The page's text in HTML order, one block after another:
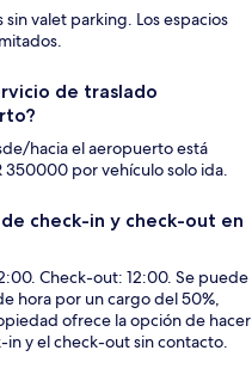
valet parking. Los espacios
de traslado
hacia el aeropuerto está
350000 por vehículo solo ida.
check-in y check-out en
Check-out: 12:00. Se puede
hora por un cargo del 50%,
ofrece la opción de hacer
y el check-out sin contacto.